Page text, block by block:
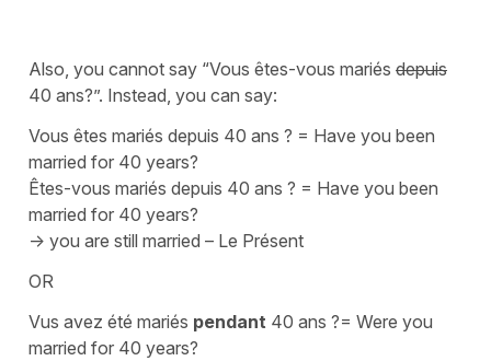
Also, you cannot say “Vous êtes-vous mariés depuis
40 ans?”. Instead, you can say:
Vous êtes mariés depuis 40 ans ? = Have you been
married for 40 years?
Êtes-vous mariés depuis 40 ans ? = Have you been
married for 40 years?
-> you are still married – Le Présent
OR
Vus avez été mariés pendant 40 ans ?= Were you
married for 40 years?